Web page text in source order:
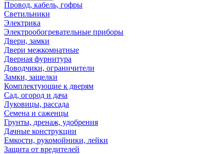
Провод, кабель, гофры
Светильники
Электрика
Электрообогревательные приборы
Двери, замки
Двери межкомнатные
Дверная фурнитура
Доводчики, ограничители
Замки, защелки
Комплектующие к дверям
Сад, огород и дача
Луковицы, рассада
Семена и саженцы
Грунты, дренаж, удобрения
Дачные конструкции
Емкости, рукомойники, лейки
Защита от вредителей